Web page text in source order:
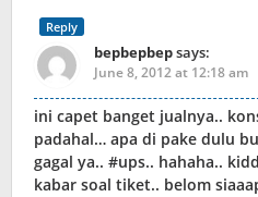
Reply
bepbepbepsays:
June 8, 2012 at 12:18 am
ini capet banget jualnya..
padahal… apa di pake dulu
gagal ya.. #ups.. hahaha..
kabar soal tiket.. belom